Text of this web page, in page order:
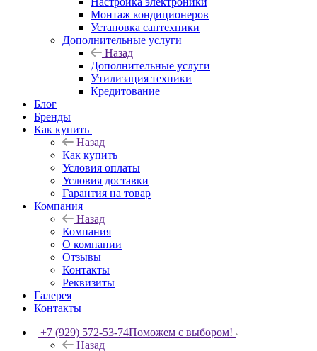
Монтаж кондиционеров
Установка сантехники
Дополнительные услуги
Назад
Дополнительные услуги
Утилизация техники
Кредитование
Блог
Бренды
Как купить
Назад
Как купить
Условия оплаты
Условия доставки
Гарантия на товар
Компания
Назад
Компания
О компании
Отзывы
Контакты
Реквизиты
Галерея
Контакты
+7 (929) 572-53-74Поможем с выбором!
Назад